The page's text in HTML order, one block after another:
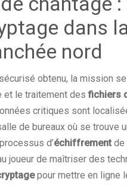
dans
nord
obtenu, la mission
et le traitement desfichiers
critiques sont
de bureaux où se trouve
d’échiffrementde
joueur de maîtriser des
pour mettre en ligne